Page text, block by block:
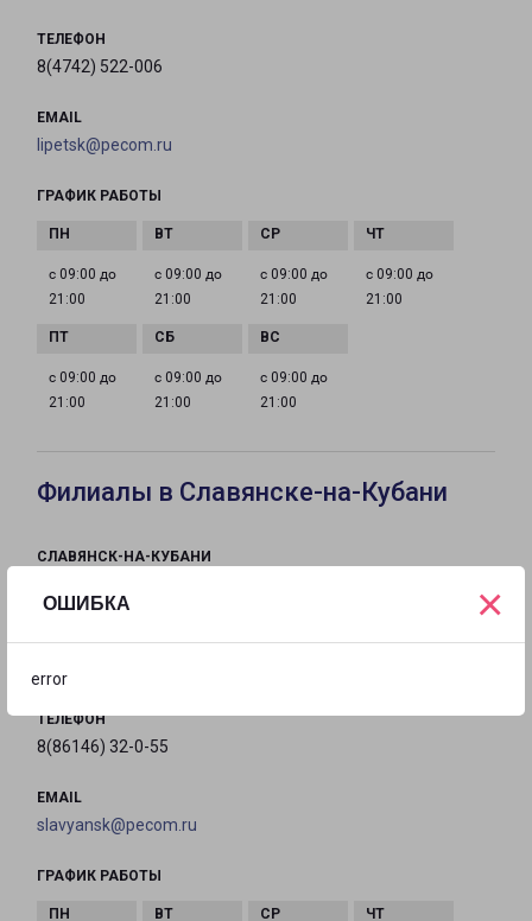
ОШИБКА
error
×
ТЕЛЕФОН
8(4742) 522-006
EMAIL
lipetsk@pecom.ru
ГРАФИК РАБОТЫ
с 09:00 до
21:00
с 09:00 до
21:00
с 09:00 до
21:00
с 09:00 до
21:00
с 09:00 до
21:00
с 09:00 до
21:00
с 09:00 до
21:00
Филиалы в Славянске-на-Кубани
СЛАВЯНСК-НА-КУБАНИ
Кубани, Промышленная улица, 2/1
ТЕЛЕФОН
8(86146) 32-0-55
EMAIL
slavyansk@pecom.ru
ГРАФИК РАБОТЫ